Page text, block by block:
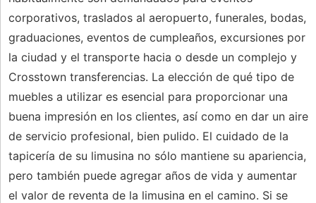
corporativos, traslados al aeropuerto, funerales, bodas,
graduaciones, eventos de cumpleaños, excursiones por
la ciudad y el transporte hacia o desde un complejo y
Crosstown transferencias. La elección de qué tipo de
muebles a utilizar es esencial para proporcionar una
buena impresión en los clientes, así como en dar un aire
de servicio profesional, bien pulido. El cuidado de la
tapicería de su limusina no sólo mantiene su apariencia,
pero también puede agregar años de vida y aumentar
el valor de reventa de la limusina en el camino. Si se